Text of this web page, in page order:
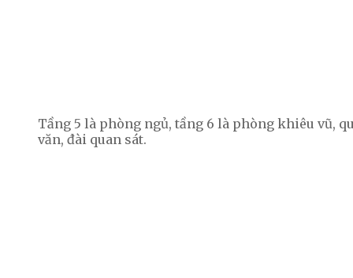
Tầng 5 là phòng ngủ, tầng 6 là phòng khiêu vũ,
văn, đài quan sát.